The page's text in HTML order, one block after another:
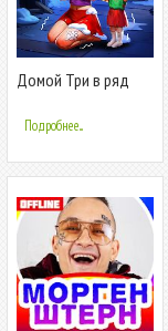
Домой Три в ряд
Подробнее...